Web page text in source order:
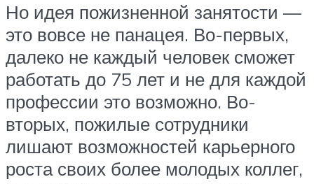
Но идея пожизненной занятости —
это вовсе не панацея. Во-первых,
далеко не каждый человек сможет
работать до 75 лет и не для каждой
профессии это возможно. Во-
вторых, пожилые сотрудники
лишают возможностей карьерного
роста своих более молодых коллег,